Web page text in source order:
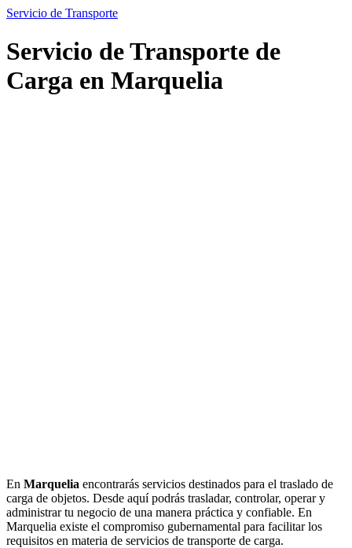
Servicio de Transporte
Servicio de Transporte de
Carga en Marquelia
En Marquelia encontrarás servicios destinados para el traslado de
carga de objetos. Desde aquí podrás trasladar, controlar, operar y
administrar tu negocio de una manera práctica y confiable. En
Marquelia existe el compromiso gubernamental para facilitar los
requisitos en materia de servicios de transporte de carga.